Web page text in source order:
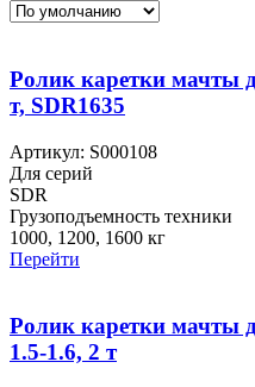
Ролик каретки мачты
т, SDR1635
Артикул: S000108
Для серий
SDR
Грузоподъемность техники
1000, 1200, 1600 кг
Перейти
Ролик каретки мачты
1.5-1.6, 2 т